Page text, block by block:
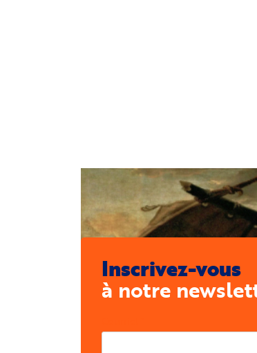
Inscrivez-vous
à notre